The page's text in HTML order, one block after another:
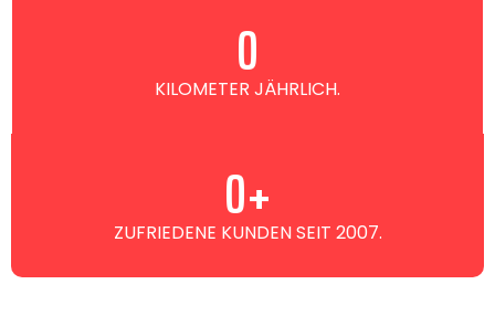
KILOMETER JÄHRLICH.
0
ZUFRIEDENE KUNDEN SEIT 2007.
0+